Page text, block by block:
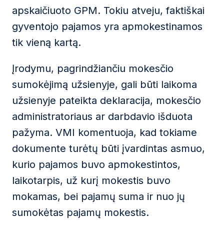
apskaičiuoto GPM. Tokiu atveju, faktiškai
gyventojo pajamos yra apmokestinamos
tik vieną kartą.
Įrodymu, pagrindžiančiu mokesčio
sumokėjimą užsienyje, gali būti laikoma
užsienyje pateikta deklaracija, mokesčio
administratoriaus ar darbdavio išduota
pažyma. VMI komentuoja, kad tokiame
dokumente turėtų būti įvardintas asmuo,
kurio pajamos buvo apmokestintos,
laikotarpis, už kurį mokestis buvo
mokamas, bei pajamų suma ir nuo jų
sumokėtas pajamų mokestis.